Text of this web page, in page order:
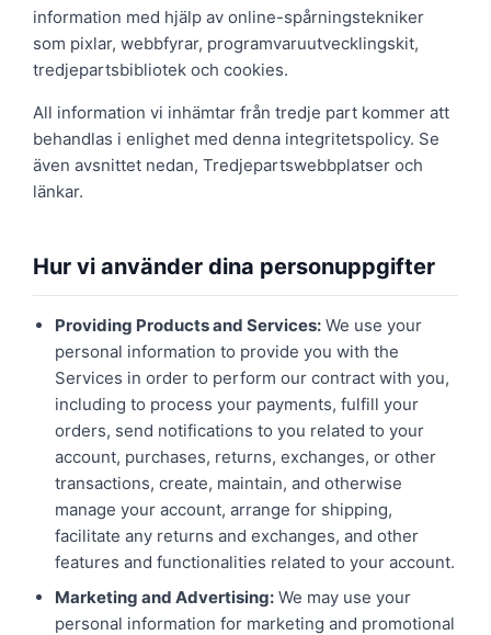
information med hjälp av online-spårningstekniker
som pixlar, webbfyrar, programvaruutvecklingskit,
tredjepartsbibliotek och cookies.
All information vi inhämtar från tredje part kommer att
behandlas i enlighet med denna integritetspolicy. Se
även avsnittet nedan, Tredjepartswebbplatser och
länkar.
Hur vi använder dina personuppgifter
Providing Products and Services: We use your
personal information to provide you with the
Services in order to perform our contract with you,
including to process your payments, fulfill your
orders, send notifications to you related to your
account, purchases, returns, exchanges, or other
transactions, create, maintain, and otherwise
manage your account, arrange for shipping,
facilitate any returns and exchanges, and other
features and functionalities related to your account.
Marketing and Advertising: We may use your
personal information for marketing and promotional